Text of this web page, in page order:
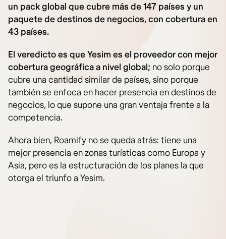
un pack global que cubre más de 147 países y un
paquete de destinos de negocios, con cobertura en
43 países.
El veredicto es que Yesim es el proveedor con mejor
cobertura geográfica a nivel global; no solo porque
cubre una cantidad similar de países, sino porque
también se enfoca en hacer presencia en destinos de
negocios, lo que supone una gran ventaja frente a la
competencia.
Ahora bien, Roamify no se queda atrás: tiene una
mejor presencia en zonas turísticas como Europa y
Asia, pero es la estructuración de los planes la que
otorga el triunfo a Yesim.